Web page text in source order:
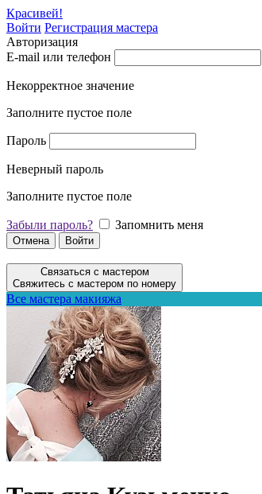
Красивей!
Войти Регистрация мастера
Авторизация
E-mail или телефон
Некорректное значение
Заполните пустое поле
Пароль
Неверный пароль
Заполните пустое поле
Забыли пароль? Запомнить меня
Отмена Войти
Связаться с мастером
Свяжитесь с мастером по номеру
Все мастера макияжа